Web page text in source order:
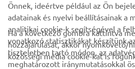
VÁLLALATI
Önnek, ideértve például az Ön
adatainak és nyelvi beállításainak a
analitikai cookie-k segítségével a
vonatkozó statisztikákat készítünk
tiszteletben tartó módon, az
meghatározott iránymutatásokkal
Ha a következő gombra kattintva
hozzájárulását, akkor nyomkövető/
közösségi média cookie-kat is